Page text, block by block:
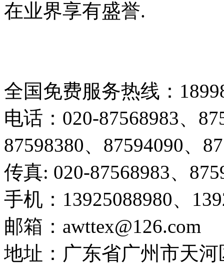
在业界享有盛誉.
全国免费服务热线：
电话：020-87568983、
87598380、87594090、
传真: 020-87568983、
手机：13925088980、
邮箱：awttex@126.com
地址：广东省广州市天河